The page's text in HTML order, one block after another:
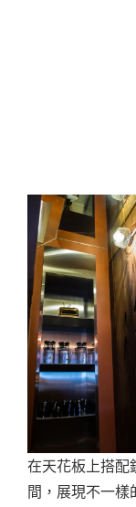
在天花板上搭配
間，展現不一樣